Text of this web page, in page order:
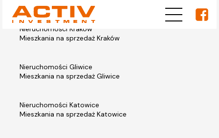
Nieruchomości Kraków
Mieszkania na sprzedaż Kraków
Nieruchomości Gliwice
Mieszkania na sprzedaż Gliwice
Nieruchomości Katowice
Mieszkania na sprzedaż Katowice